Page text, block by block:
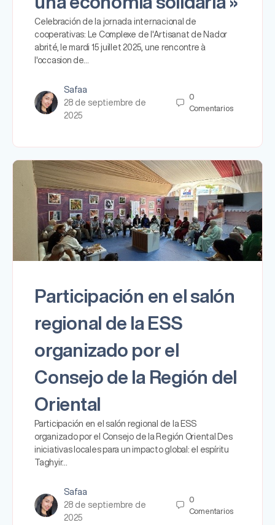
Celebración de la jornada internacional de
cooperativas: Le Complexe de l'Artisanat de Nador
abrité, le mardi 15 juillet 2025, une rencontre à
l'occasion de…
Safaa
28 de septiembre de
2025
0
Comentarios
Participación en el salón
regional de la ESS
organizado por el
Consejo de la Región del
Oriental
Participación en el salón regional de la ESS
organizado por el Consejo de la Región Oriental Des
iniciativas locales para un impacto global: el espíritu
Taghyir…
Safaa
28 de septiembre de
2025
0
Comentarios